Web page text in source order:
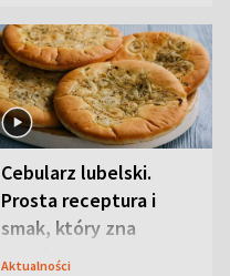
Cebularz lubelski.
Prosta receptura i
smak, który zna
Lubelszczyzna
Aktualności